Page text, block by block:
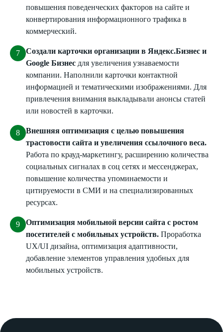
повышения поведенческих факторов на сайте и
конвертирования информационного трафика в
коммерческий.
Создали карточки организации в Яндекс.Бизнес и
Google Бизнес для увеличения узнаваемости
компании. Наполнили карточки контактной
информацией и тематическими изображениями. Для
привлечения внимания выкладывали анонсы статей
или новостей в карточки.
Внешняя оптимизация с целью повышения
трастовости сайта и увеличения ссылочного веса.
Работа по крауд-маркетингу, расширению количества
социальных сигналах в соц сетях и мессенджерах,
повышение количества упоминаемости и
цитируемости в СМИ и на специализированных
ресурсах.
Оптимизация мобильной версии сайта с ростом
посетителей с мобильных устройств. Проработка
UX/UI дизайна, оптимизация адаптивности,
добавление элементов управления удобных для
мобильных устройств.